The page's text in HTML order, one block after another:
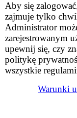
Aby się
zajmuje tylko
Administrator
zarejestrowanym
upewnij się, czy
politykę
wszystkie
Warunki